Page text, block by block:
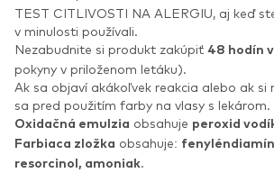
TEST CITLIVOSTI NA ALERGIU, aj keď
v minulosti používali.
Nezabudnite si produkt zakúpiť 48 hodín
pokyny v priloženom letáku).
Ak sa objaví akákoľvek reakcia alebo ak si
sa pred použitím farby na vlasy s lekárom.
Oxidačná emulzia obsahuje peroxid
Farbiaca zložka obsahuje:
resorcinol, amoniak.